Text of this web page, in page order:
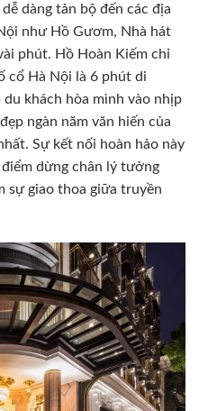
dàng tản bộ đến các địa
như Hồ Gươm, Nhà hát
phút. Hồ Hoàn Kiếm chỉ
cổ Hà Nội là 6 phút di
khách hòa mình vào nhịp
ngàn năm văn hiến của
Sự kết nối hoàn hảo này
dừng chân lý tưởng
sự giao thoa giữa truyền